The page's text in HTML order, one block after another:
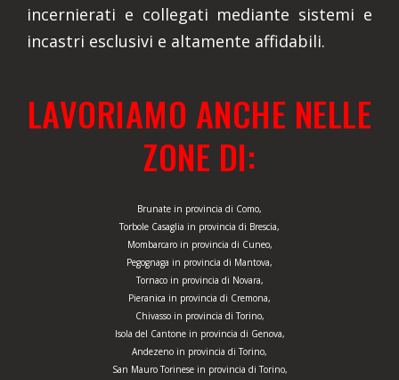
incernierati e collegati mediante sistemi e
incastri esclusivi e altamente affidabili.
LAVORIAMO ANCHE NELLE
ZONE DI:
Brunate in provincia di Como,
Torbole Casaglia in provincia di Brescia,
Mombarcaro in provincia di Cuneo,
Pegognaga in provincia di Mantova,
Tornaco in provincia di Novara,
Pieranica in provincia di Cremona,
Chivasso in provincia di Torino,
Isola del Cantone in provincia di Genova,
Andezeno in provincia di Torino,
San Mauro Torinese in provincia di Torino,